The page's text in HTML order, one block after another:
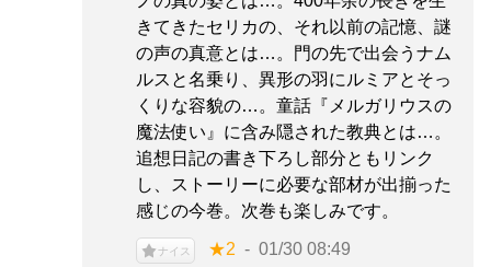
きてきたセリカの、それ以前の記憶、謎
の声の真意とは…。門の先で出会うナム
ルスと名乗り、異形の羽にルミアとそっ
くりな容貌の…。童話『メルガリウスの
魔法使い』に含み隠された教典とは…。
追想日記の書き下ろし部分ともリンク
し、ストーリーに必要な部材が出揃った
感じの今巻。次巻も楽しみです。
ナイス ★2 01/30 08:49